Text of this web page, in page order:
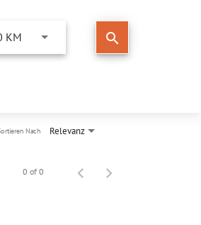
KM search
Relevanz
Nach
0 of 0